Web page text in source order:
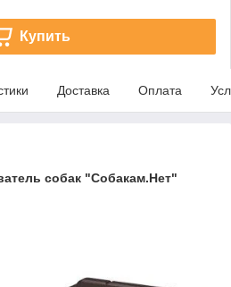
Купить
Доставка Оплата
собак "Собакам.Нет"